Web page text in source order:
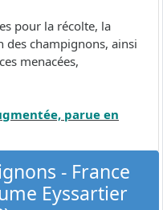
pour la récolte, la
des champignons, ainsi
menacées,
parue en
- France
Eyssartier